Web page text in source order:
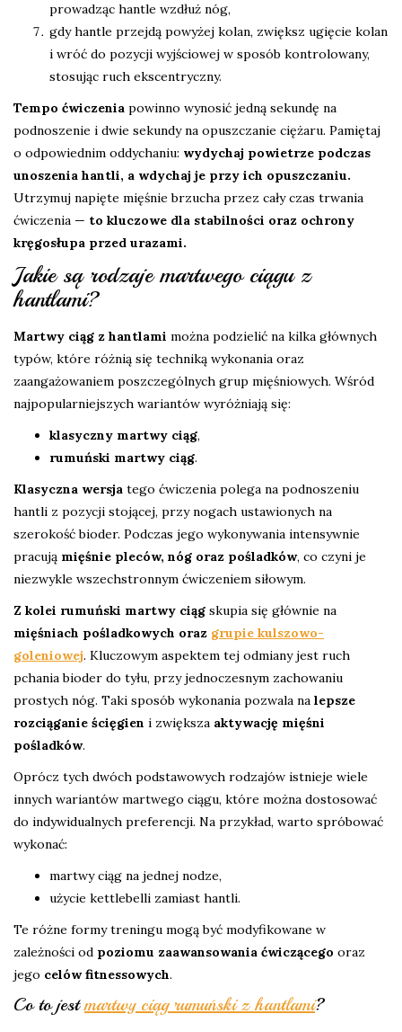
prowadząc hantle wzdłuż nóg,
gdy hantle przejdą powyżej kolan, zwiększ ugięcie kolan
i wróć do pozycji wyjściowej w sposób kontrolowany,
stosując ruch ekscentryczny.
Tempo ćwiczenia powinno wynosić jedną sekundę na
podnoszenie i dwie sekundy na opuszczanie ciężaru. Pamiętaj
o odpowiednim oddychaniu: wydychaj powietrze podczas
unoszenia hantli, a wdychaj je przy ich opuszczaniu.
Utrzymuj napięte mięśnie brzucha przez cały czas trwania
ćwiczenia — to kluczowe dla stabilności oraz ochrony
kręgosłupa przed urazami.
Jakie są rodzaje martwego ciągu z
hantlami?
Martwy ciąg z hantlami można podzielić na kilka głównych
typów, które różnią się techniką wykonania oraz
zaangażowaniem poszczególnych grup mięśniowych. Wśród
najpopularniejszych wariantów wyróżniają się:
klasyczny martwy ciąg,
rumuński martwy ciąg.
Klasyczna wersja tego ćwiczenia polega na podnoszeniu
hantli z pozycji stojącej, przy nogach ustawionych na
szerokość bioder. Podczas jego wykonywania intensywnie
pracują mięśnie pleców, nóg oraz pośladków, co czyni je
niezwykle wszechstronnym ćwiczeniem siłowym.
Z kolei rumuński martwy ciąg skupia się głównie na
mięśniach pośladkowych oraz grupie kulszowo-
goleniowej. Kluczowym aspektem tej odmiany jest ruch
pchania bioder do tyłu, przy jednoczesnym zachowaniu
prostych nóg. Taki sposób wykonania pozwala na lepsze
rozciąganie ścięgien i zwiększa aktywację mięśni
pośladków.
Oprócz tych dwóch podstawowych rodzajów istnieje wiele
innych wariantów martwego ciągu, które można dostosować
do indywidualnych preferencji. Na przykład, warto spróbować
wykonać:
martwy ciąg na jednej nodze,
użycie kettlebelli zamiast hantli.
Te różne formy treningu mogą być modyfikowane w
zależności od poziomu zaawansowania ćwiczącego oraz
jego celów fitnessowych.
Co to jestmartwy ciąg rumuński z hantlami?